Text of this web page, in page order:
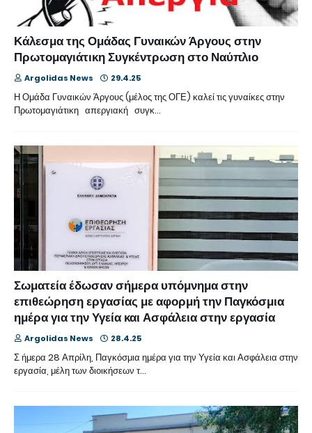
Κάλεσμα της Ομάδας Γυναικών Άργους στην
Πρωτομαγιάτικη Συγκέντρωση στο Ναύπλιο
Argolidas News 29.4.25
Η Ομάδα Γυναικών Άργους (μέλος της ΟΓΕ) καλεί τις γυναίκες στην
Πρωτομαγιάτικη απεργιακή συγκ…
Σωματεία έδωσαν σήμερα υπόμνημα στην
επιθεώρηση εργασίας με αφορμή την Παγκόσμια
ημέρα για την Υγεία και Ασφάλεια στην εργασία
Argolidas News 28.4.25
Σ ήμερα 28 Απρίλη, Παγκόσμια ημέρα για την Υγεία και Ασφάλεια στην
εργασία, μέλη των διοικήσεων τ…